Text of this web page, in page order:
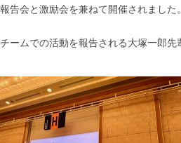
告会と激励会を兼ねて開催されました
ムでの活動を報告される大塚一郎先